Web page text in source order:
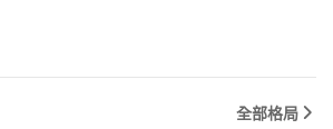
全部格局